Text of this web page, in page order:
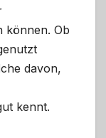
können. Ob
davon,
kennt.